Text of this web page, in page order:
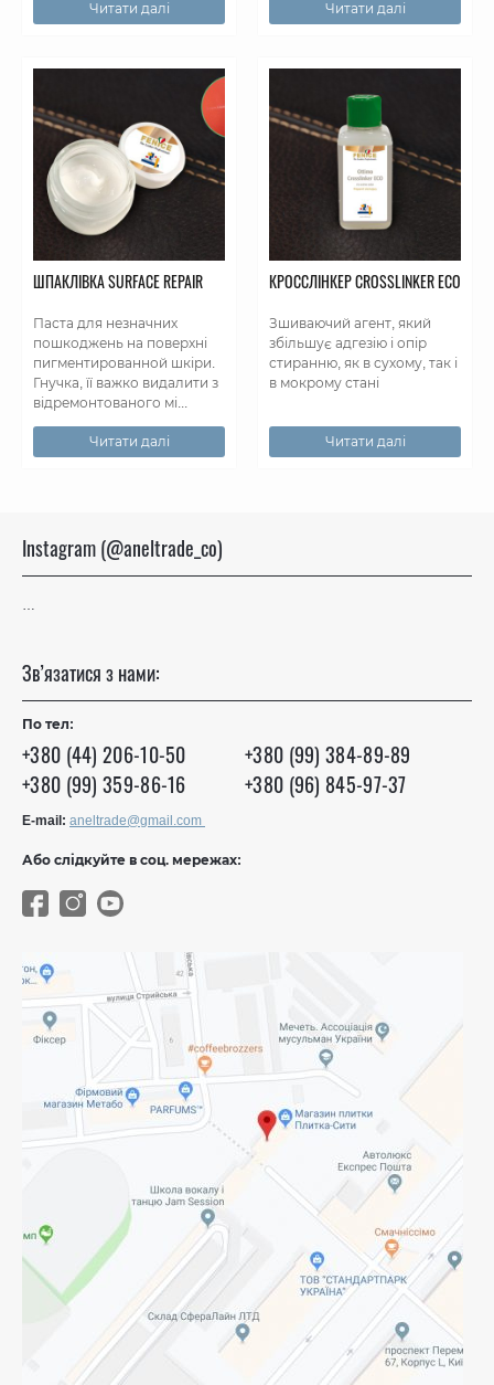
Читати далі Читати далі
ШПАКЛІВКА SURFACE REPAIR
Паста для незначних
пошкоджень на поверхні
пигментированной шкіри.
Гнучка, її важко видалити з
відремонтованого мі...
Читати далі
КРОССЛІНКЕР CROSSLINKER ECO
Зшиваючий агент, який
збільшує адгезію і опір
стиранню, як в сухому, так і
в мокрому стані
Читати далі
Instagram (@aneltrade_co)
…
Зв’язатися з нами:
По тел:
+380 (44) 206-10-50
+380 (99) 384-89-89
+380 (99) 359-86-16
+380 (96) 845-97-37
E-mail: aneltrade@gmail.com
Або слідкуйте в соц. мережах: